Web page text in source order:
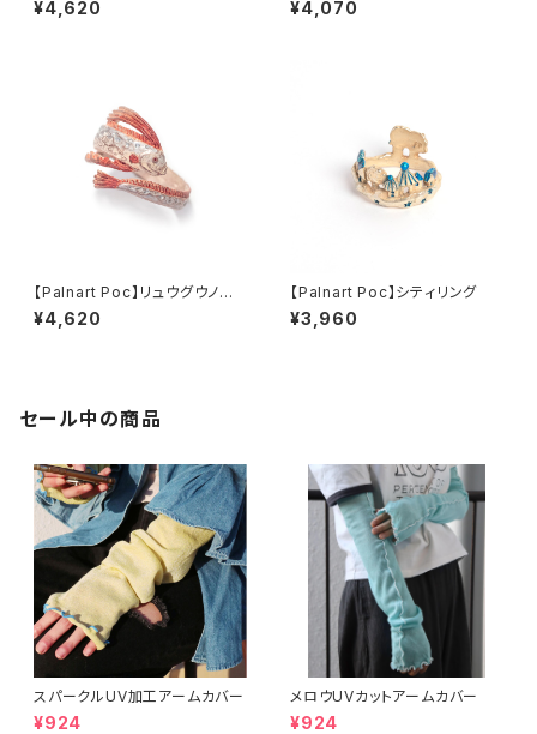
¥4,620 ¥4,070
【Palnart Poc】リュウグウノツ
カイリング
¥4,620
【Palnart Poc】シティリング
¥3,960
セール中の商品
スパークルUV加工アームカバー
¥924
メロウUVカットアームカバー
¥924